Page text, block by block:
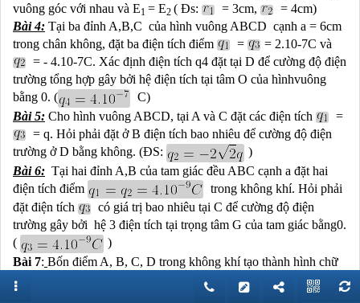
vuông góc với nhau và E1 = E2 ( Đs: = 3cm,
= 4cm)
Bài 4: Tại ba đỉnh A,B,C của hình vuông ABCD cạnh a = 6cm
trong chân không, đặt ba điện tích điểm
=
= 2.10-7C và
= - 4.10-7C. Xác định điện tích q4 đặt tại D để cường độ điện
trường tổng hợp gây bởi hệ điện tích tại tâm O của hìnhvuông
bằng 0. (
C)
Bài 5: Cho hình vuông ABCD, tại A và C đặt các điện tích
=
= q. Hỏi phải đặt ở B điện tích bao nhiêu để cường độ điện
trường ở D bằng không. (ĐS:
)
Bài 6: Tại hai đỉnh A,B của tam giác đều ABC cạnh a đặt hai
điện tích điểm
trong không khí. Hỏi phải
đặt điện tích
có giá trị bao nhiêu tại C để cường độ điện
trường gây bởi hệ 3 điện tích tại trọng tâm G của tam giác bằng0.
(
)
Bài 7: Bốn điểm A, B, C, D trong không khí tạo thành hình chữ
nhật ABCD cạnh AD = a = 3cm, AB = b = 4cm. Các điện tích
được đặt lần lượt tại A, B, C. Biết q­ = -12,5.10 -8C và